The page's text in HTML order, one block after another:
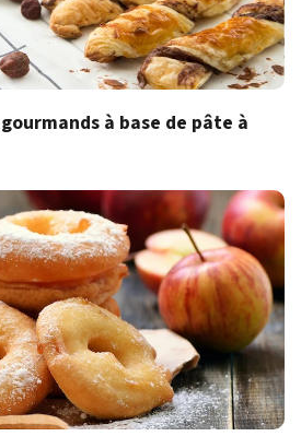
à base de pâte à